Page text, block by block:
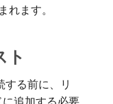
れます。
ト
する前に、リ
追加する必要